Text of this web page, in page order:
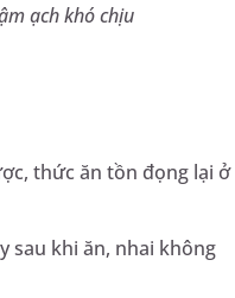
ạch khó chịu
thức ăn tồn đọng lại ở
sau khi ăn, nhai không